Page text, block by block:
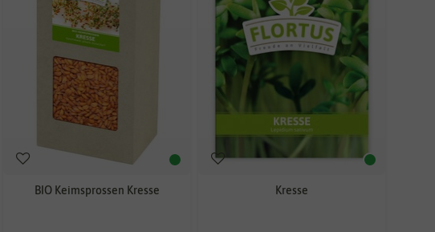
BIO Keimsprossen Kresse Kresse